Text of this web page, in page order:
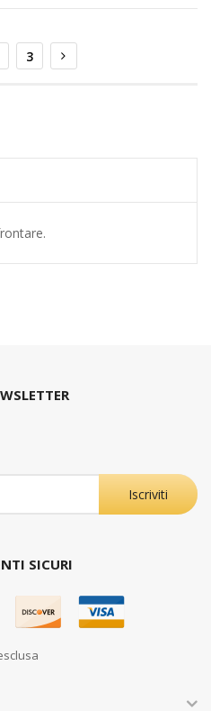
Pagina
Pagina
3 Pagina
Successivo
Iscriviti
SICURI